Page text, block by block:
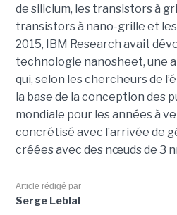
de silicium, les transistors à
transistors à nano-grille et les
2015, IBM Research avait
technologie nanosheet, une
qui, selon les chercheurs de
la base de la conception des
mondiale pour les années à
concrétisé avec l’arrivée de
créées avec des nœuds de 3
Article rédigé par
Serge Leblal